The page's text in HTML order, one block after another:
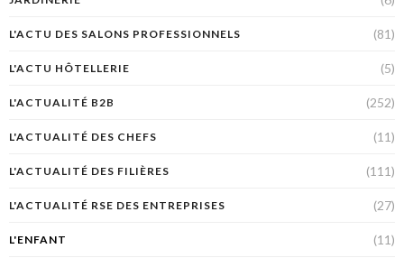
L'ACTU DES SALONS PROFESSIONNELS (81)
L'ACTU HÔTELLERIE (5)
L'ACTUALITÉ B2B (252)
L'ACTUALITÉ DES CHEFS (11)
L'ACTUALITÉ DES FILIÈRES (111)
L'ACTUALITÉ RSE DES ENTREPRISES (27)
L'ENFANT (11)